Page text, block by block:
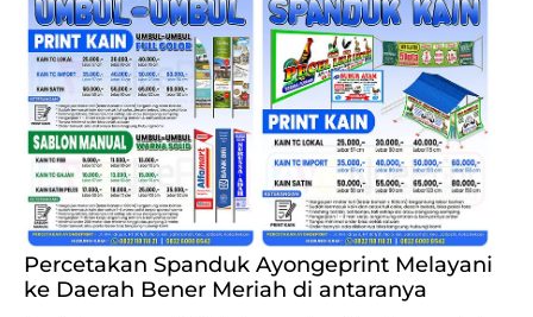
Percetakan Spanduk Ayongeprint Melayani
ke Daerah Bener Meriah di antaranya